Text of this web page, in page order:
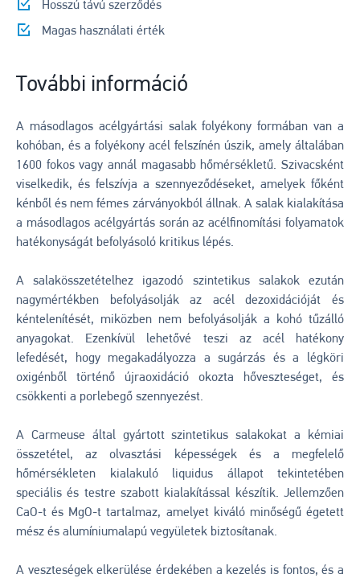
Hosszú távú szerződés
Magas használati érték
További információ
A másodlagos acélgyártási salak folyékony formában van a
kohóban, és a folyékony acél felszínén úszik, amely általában
1600 fokos vagy annál magasabb hőmérsékletű. Szivacsként
viselkedik, és felszívja a szennyeződéseket, amelyek főként
kénből és nem fémes zárványokból állnak. A salak kialakítása
a másodlagos acélgyártás során az acélfinomítási folyamatok
hatékonyságát befolyásoló kritikus lépés.
A salakösszetételhez igazodó szintetikus salakok ezután
nagymértékben befolyásolják az acél dezoxidációját és
kéntelenítését, miközben nem befolyásolják a kohó tűzálló
anyagokat. Ezenkívül lehetővé teszi az acél hatékony
lefedését, hogy megakadályozza a sugárzás és a légköri
oxigénből történő újraoxidáció okozta hőveszteséget, és
csökkenti a porlebegő szennyezést.
A Carmeuse által gyártott szintetikus salakokat a kémiai
összetétel, az olvasztási képességek és a megfelelő
hőmérsékleten kialakuló liquidus állapot tekintetében
speciális és testre szabott kialakítással készítik. Jellemzően
CaO-t és MgO-t tartalmaz, amelyet kiváló minőségű égetett
mész és alumíniumalapú vegyületek biztosítanak.
A veszteségek elkerülése érdekében a kezelés is fontos, és a